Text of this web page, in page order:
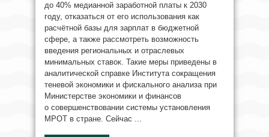
до 40% медианной заработной платы к 2030
году, отказаться от его использования как
расчётной базы для зарплат в бюджетной
сфере, а также рассмотреть возможность
введения региональных и отраслевых
минимальных ставок. Такие меры приведены в
аналитической справке Института сокращения
теневой экономики и фискального анализа при
Министерстве экономики и финансов
о совершенствовании системы установления
МРОТ в стране. Сейчас ...